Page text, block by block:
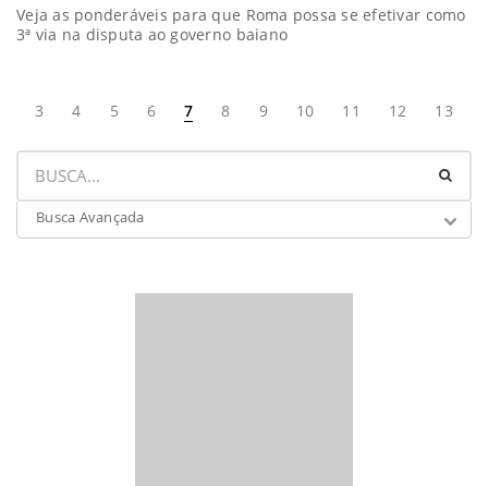
Veja as ponderáveis para que Roma possa se efetivar como
3ª via na disputa ao governo baiano
3 4 5 6 7 8 9 10 11 12 13
Busca Avançada